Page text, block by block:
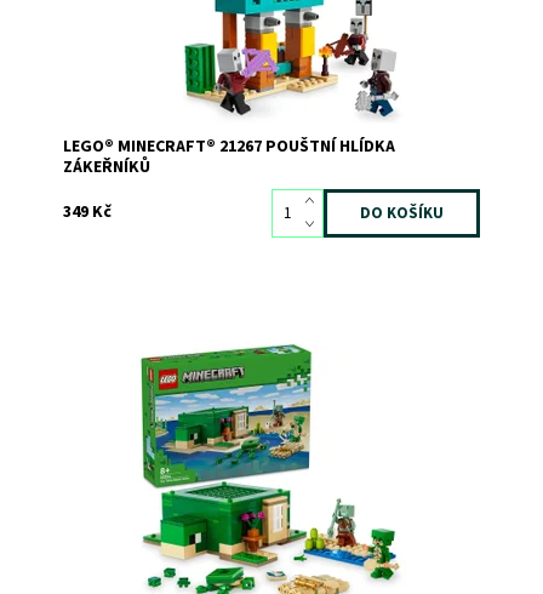
LEGO® MINECRAFT® 21267 POUŠTNÍ HLÍDKA
ZÁKEŘNÍKŮ
349 Kč
Želví domek plný zábavy a postav ze světa Minecraft®
Dostupnost:
Skladem3
11466
LEGO